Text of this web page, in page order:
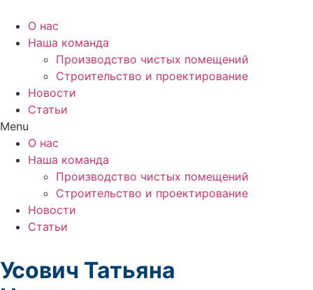
О нас
Наша команда
Производство чистых помещений
Строительство и проектирование
Новости
Статьи
Menu
О нас
Наша команда
Производство чистых помещений
Строительство и проектирование
Новости
Статьи
Усович Татьяна